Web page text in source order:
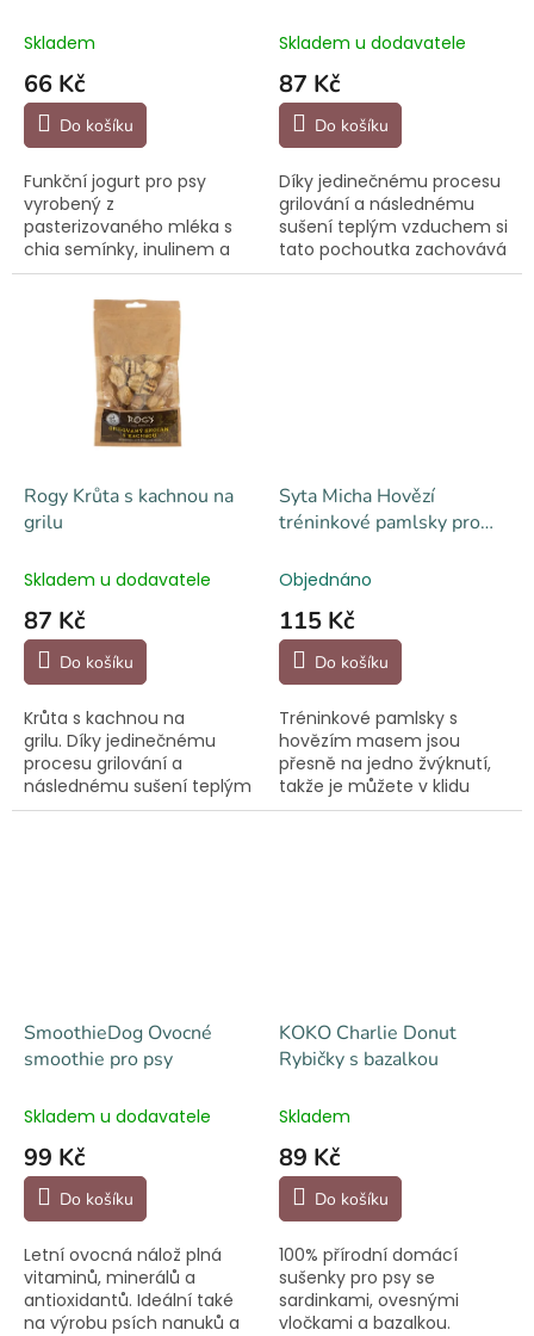
Skladem
66 Kč
Do košíku
Funkční jogurt pro psy
vyrobený z
pasterizovaného mléka s
chia semínky, inulinem a
ženšenem – vyvinutý pro
podporu imunity a
celkovou vitalitu. Skvěle se
hodí zejména pro starší
psy, jedince v...
Skladem u dodavatele
87 Kč
Do košíku
Díky jedinečnému procesu
grilování a následnému
sušení teplým vzduchem si
tato pochoutka zachovává
svou vůni a nutriční
Rogy Krůta s kachnou na
grilu
Skladem u dodavatele
87 Kč
Do košíku
Krůta s kachnou na
grilu. Díky jedinečnému
procesu grilování a
následnému sušení teplým
vzduchem si tato
Syta Micha Hovězí
tréninkové pamlsky pro
Objednáno
115 Kč
Do košíku
Tréninkové pamlsky s
hovězím masem jsou
přesně na jedno žvýknutí,
takže je můžete v klidu
použít jako cvičákovou
SmoothieDog Ovocné
smoothie pro psy
Skladem u dodavatele
99 Kč
Do košíku
Letní ovocná nálož plná
vitaminů, minerálů a
antioxidantů. Ideální také
na výrobu psích nanuků a
KOKO Charlie Donut
Rybičky s bazalkou
Skladem
89 Kč
Do košíku
100% přírodní domácí
sušenky pro psy se
sardinkami, ovesnými
vločkami a bazalkou.